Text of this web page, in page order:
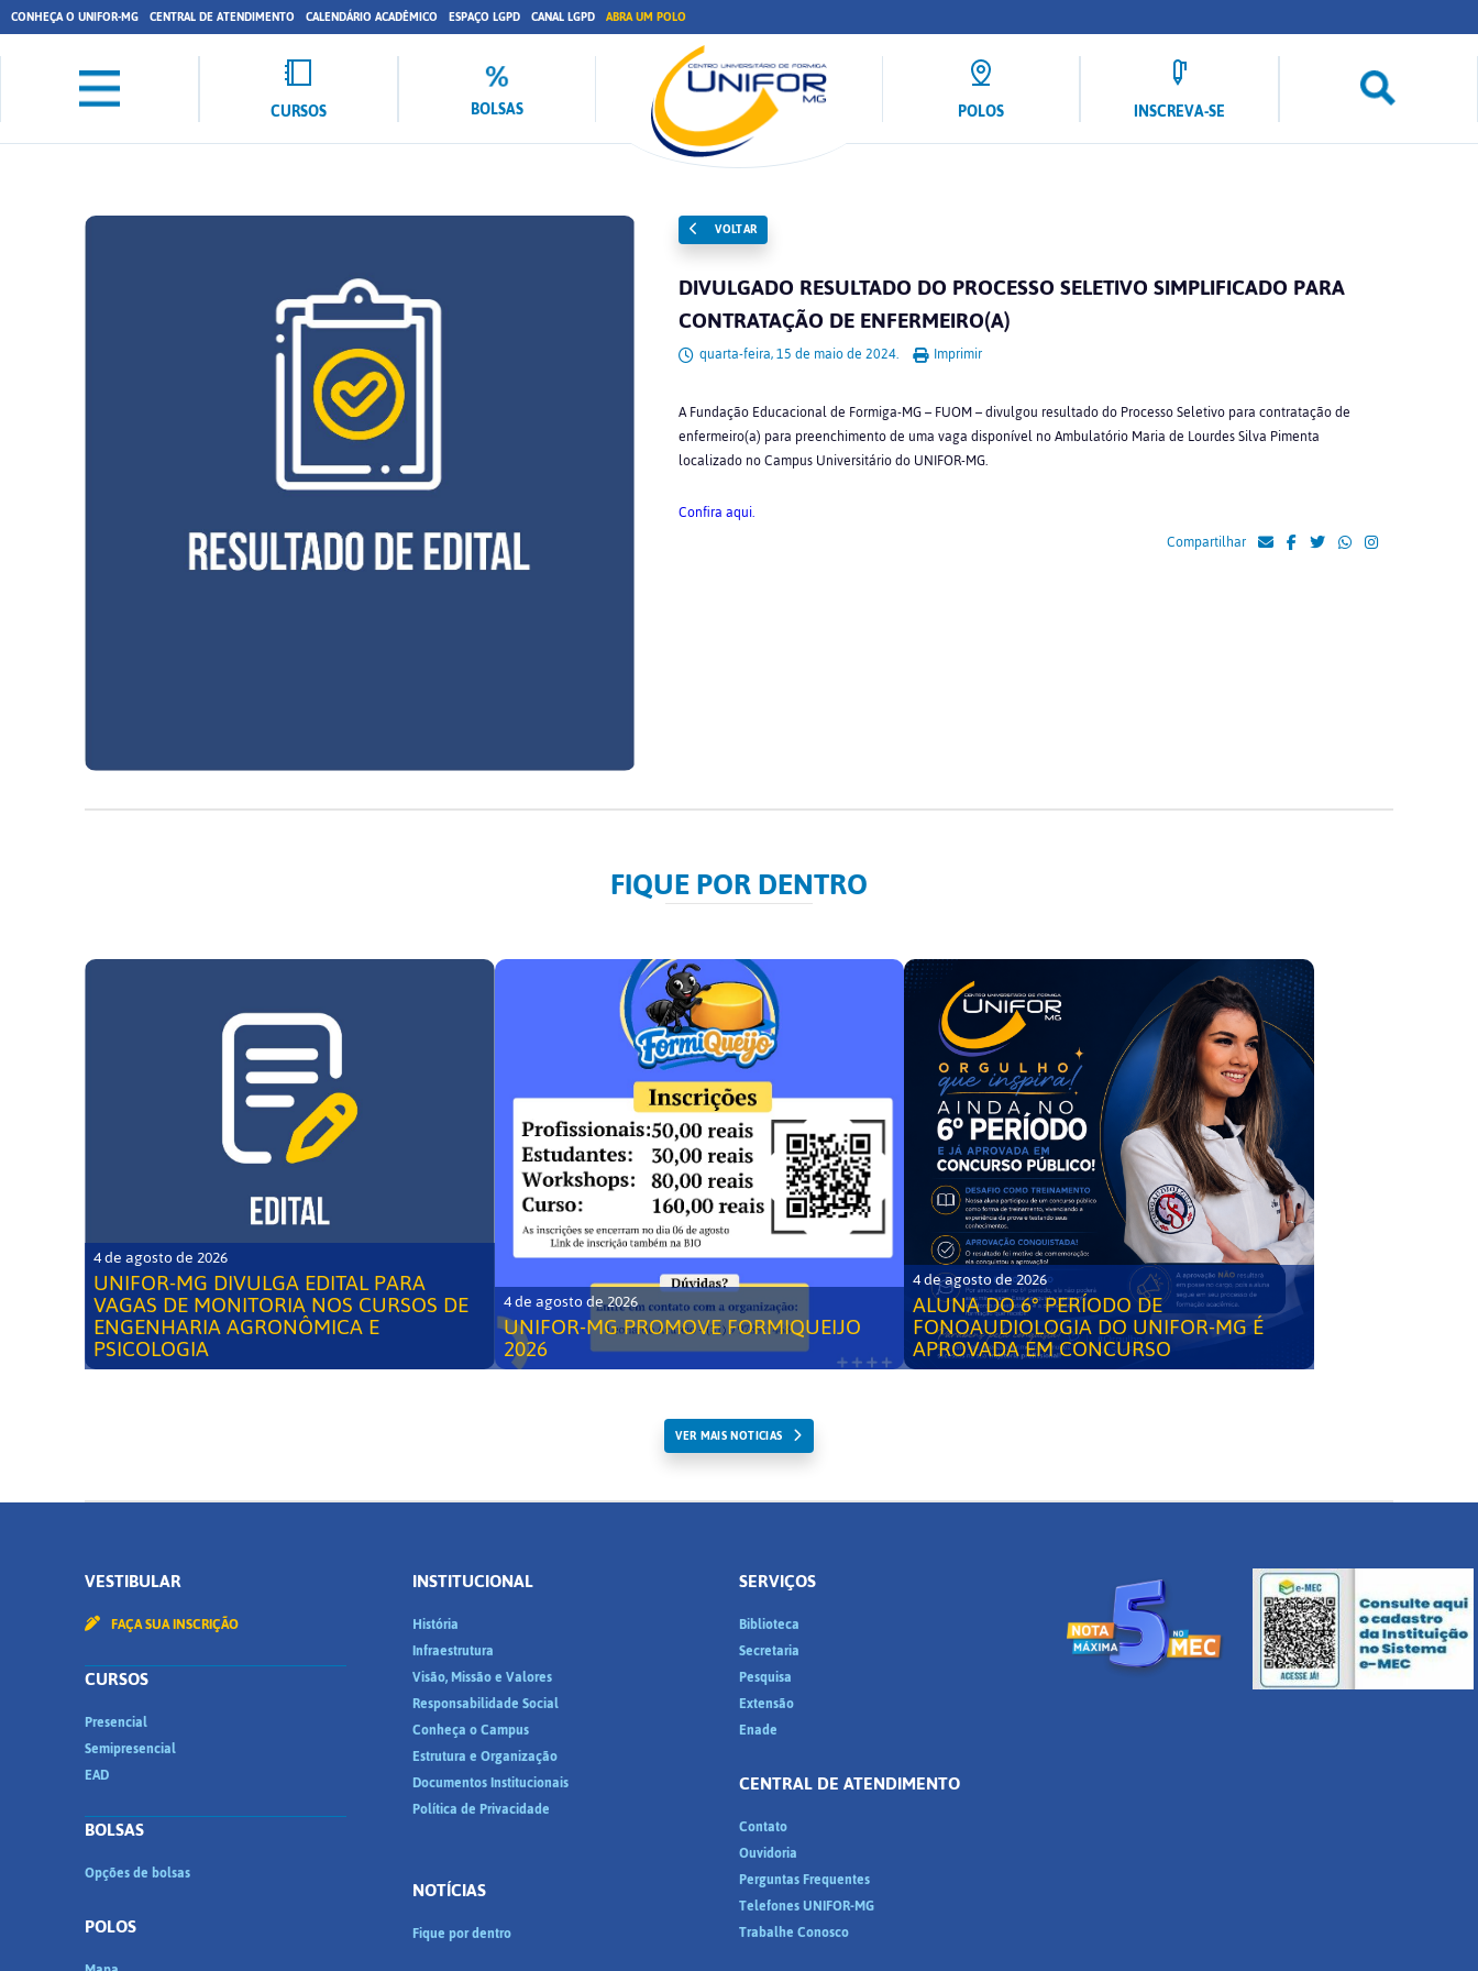
CONHEÇA O UNIFOR-MG CENTRAL DE ATENDIMENTO CALENDÁRIO ACADÊMICO ESPAÇO LGPD CANAL LGPD ABRA UM POLO
CURSOS BOLSAS POLOS INSCREVA-SE
VOLTAR
DIVULGADO RESULTADO DO PROCESSO SELETIVO SIMPLIFICADO PARA
CONTRATAÇÃO DE ENFERMEIRO(A)
quarta-feira, 15 de maio de 2024. Imprimir
A Fundação Educacional de Formiga-MG – FUOM – divulgou resultado do Processo Seletivo para contratação de
enfermeiro(a) para preenchimento de uma vaga disponível noAmbulatórioMaria de Lourdes Silva Pimenta
localizado no Campus Universitário do UNIFOR-MG.
Confira aqui.
Compartilhar
FIQUE POR DENTRO
4 de agosto de 2026
UNIFOR-MG DIVULGA EDITAL PARA
VAGAS DE MONITORIA NOS CURSOS DE
ENGENHARIA AGRONÔMICA E
PSICOLOGIA
4 de agosto de 2026
UNIFOR-MG PROMOVE FORMIQUEIJO
2026
4 de agosto de 2026
ALUNA DO 6° PERÍODO DE
FONOAUDIOLOGIA DO UNIFOR-MG É
APROVADA EM CONCURSO
VER MAIS NOTICIAS
VESTIBULAR
FAÇA SUA INSCRIÇÃO
CURSOS
Presencial
Semipresencial
EAD
BOLSAS
Opções de bolsas
POLOS
INSTITUCIONAL
História
Infraestrutura
Visão, Missão e Valores
Responsabilidade Social
Conheça o Campus
Estrutura e Organização
Documentos Institucionais
Política de Privacidade
NOTÍCIAS
Fique por dentro
SERVIÇOS
Biblioteca
Secretaria
Pesquisa
Extensão
Enade
CENTRAL DE ATENDIMENTO
Contato
Ouvidoria
Perguntas Frequentes
Telefones UNIFOR-MG
Trabalhe Conosco